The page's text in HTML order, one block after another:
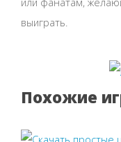
выиграть.
Похожие